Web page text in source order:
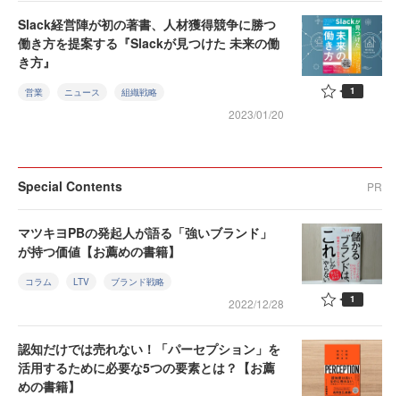
Slack経営陣が初の著書、人材獲得競争に勝つ
働き方を提案する『Slackが見つけた 未来の働
き方』
営業 ニュース 組織戦略
2023/01/20
1
Special Contents PR
マツキヨPBの発起人が語る「強いブランド」
が持つ価値【お薦めの書籍】
コラム LTV ブランド戦略
2022/12/28 1
認知だけでは売れない！「パーセプション」を
活用するために必要な5つの要素とは？【お薦
めの書籍】